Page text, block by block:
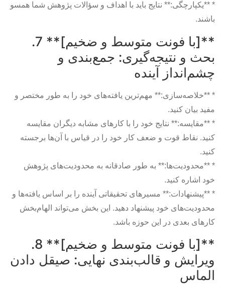
* **یکپارچگی:** نتایج باید با اهداف و سؤالات پژوهش شما همسو
باشند.
**[با فونت متوسط و ضخیم]** 7.
بحث و نتیجه‌گیری: جمع‌بندی و
چشم‌انداز آینده
* **خلاصه‌سازی:** مهم‌ترین یافته‌های خود را به طور مختصر و
مفید بیان کنید.
* **مقایسه:** نتایج خود را با کارهای مشابه دیگران مقایسه
کنید. نقاط قوت و ضعف کار خود را در قیاس با آن‌ها برجسته
کنید.
* **محدودیت‌ها:** به طور صادقانه به محدودیت‌های پژوهش
خود اشاره کنید.
* **پیشنهادات:** مسیرهای تحقیقاتی آینده را بر اساس یافته‌ها و
محدودیت‌های خود پیشنهاد دهید. این بخش می‌تواند الهام‌بخش
کارهای بعدی در این حوزه باشد.
**[با فونت متوسط و ضخیم]** 8.
ویرایش و قالب‌بندی نهایی: صیقل دادن
الماس